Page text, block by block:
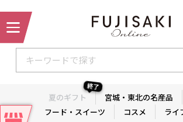
夏のギフト
終了
宮城・東北の名産品
フード・スイーツ
コスメ ライ